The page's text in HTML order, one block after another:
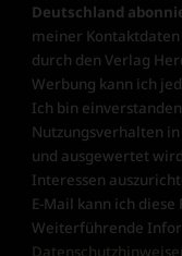
Deutschland
meiner Kontaktdaten
durch den Verlag
Werbung kann ich
Ich bin
Nutzungsverhalten
und ausgewertet
Interessen
E-Mail kann ich
Weiterführende